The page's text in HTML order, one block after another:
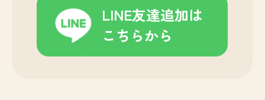
LINE友達追加は
こちらから